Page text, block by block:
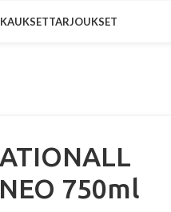
TARJOUKSET
750ml